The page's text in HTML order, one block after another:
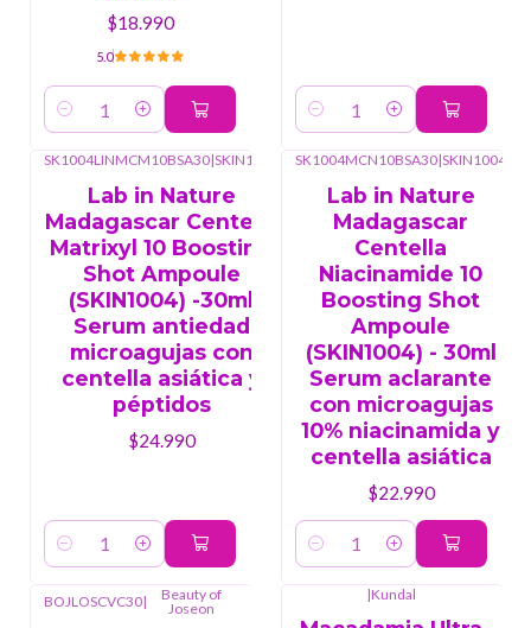
$18.990
5.0
Cantidad Cantidad
SK1004LINMCM10BSA30|SKIN1004
Lab in Nature
Madagascar Centella
Matrixyl 10 Boosting
Shot Ampoule
(SKIN1004) -30ml
Serum antiedad
microagujas con
centella asiática y
péptidos
$24.990
Cantidad
SK1004MCN10BSA30|SKIN1004
Lab in Nature
Madagascar
Centella
Niacinamide 10
Boosting Shot
Ampoule
(SKIN1004) - 30ml
Serum aclarante
con microagujas
10% niacinamida y
centella asiática
$22.990
Cantidad
BOJLOSCVC30|
Beauty of
Joseon
|Kundal